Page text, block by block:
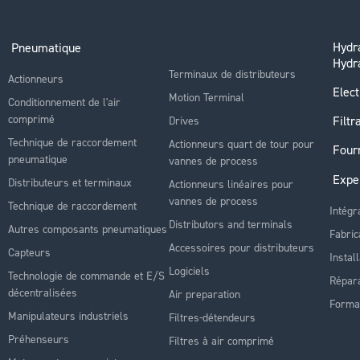
Pneumatique
Actionneurs
Conditionnement de l'air
comprimé
Technique de raccordement
pneumatique
Distributeurs et terminaux
Technique de raccordement
Autres composants pneumatiques
Capteurs
Technologie de commande et E/S
décentralisées
Manipulateurs industriels
Préhenseurs
Terminaux de distributeurs
Motion Terminal
Drives
Actionneurs quart de tour pour
vannes de process
Actionneurs linéaires pour
vannes de process
Distributors and terminals
Accessoires pour distributeurs
Logiciels
Air preparation
Filtres-détendeurs
Filtres à air comprimé